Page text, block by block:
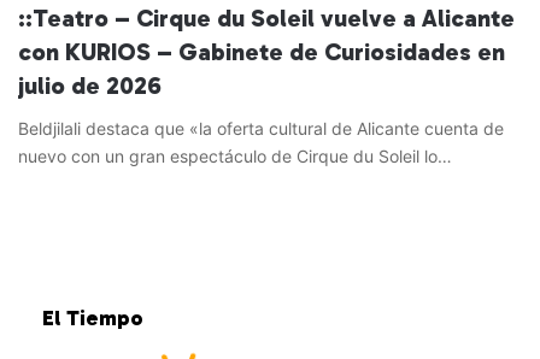
::Teatro – Cirque du Soleil vuelve a Alicante
con KURIOS – Gabinete de Curiosidades en
julio de 2026
Beldjilali destaca que «la oferta cultural de Alicante cuenta de
nuevo con un gran espectáculo de Cirque du Soleil lo…
El Tiempo